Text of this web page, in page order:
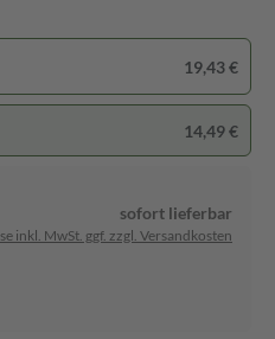
19,43 €
14,49 €
sofort lieferbar
inkl. MwSt. ggf. zzgl. Versandkosten